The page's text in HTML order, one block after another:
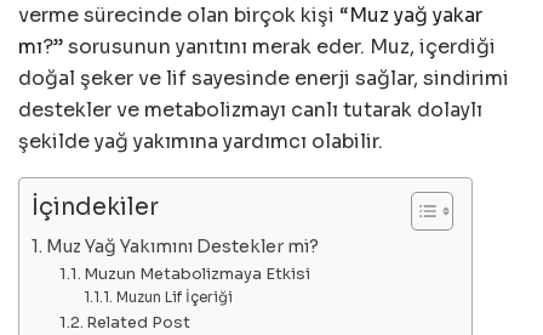
verme sürecinde olan birçok kişi “Muz yağ yakar
mı?” sorusunun yanıtını merak eder. Muz, içerdiği
doğal şeker ve lif sayesinde enerji sağlar, sindirimi
destekler ve metabolizmayı canlı tutarak dolaylı
şekilde yağ yakımına yardımcı olabilir.
İçindekiler
Muz Yağ Yakımını Destekler mi?
Muzun Metabolizmaya Etkisi
Muzun Lif İçeriği
Related Post